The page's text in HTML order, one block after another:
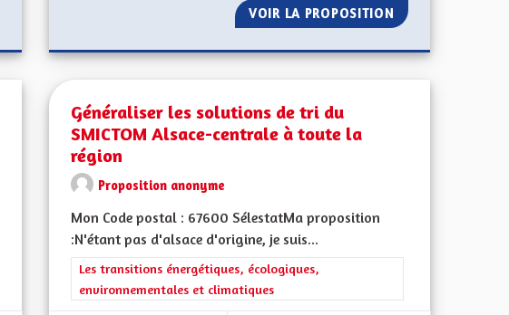
LE DÉVELOPPEMENT À PROXIMITÉ DES GARES ET DES LIGNES DE
VOIR LA PROPOSITION RÉSILIENCE
écologiques, environnementales et climatiques
Généraliser les solutions de tri du
SMICTOM Alsace-centrale à toute la
région
Proposition anonyme
Mon Code postal : 67600 SélestatMa proposition
:N'étant pas d'alsace d'origine, je suis...
Filtrer les résultats de la catégorie : Les transitions énergétiques,
Les transitions énergétiques, écologiques,
environnementales et climatiques